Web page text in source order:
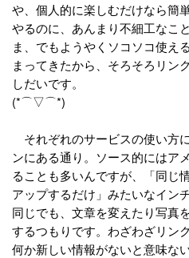
や、個人的に楽しむだけなら簡
やるのに、あんまり不細工なこ
ま、でもようやくソコソコ使え
まってきたから、そろそろリン
しだいです。
(*⌒▽⌒*)
それぞれのサービスの使い方
ンにある通り。ソース的にはア
ることも多いんですが、「同じ
アップするだけ」みたいなイン
同じでも、文章を変えたり写真
するつもりです。わざわざリン
何か新しい情報がないと意味な